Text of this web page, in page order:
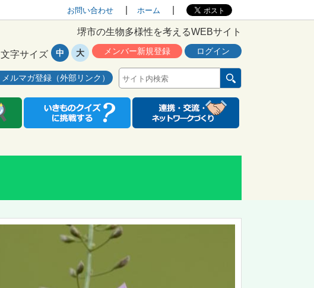
お問い合わせ ホーム
堺市の生物多様性を考えるWEBサイト
メルマガ登録（外部リンク）
メンバー新規登録 ログイン
文字サイズ 中 大